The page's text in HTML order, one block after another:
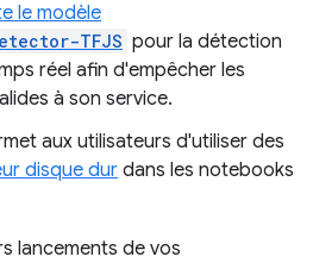
le modèle
TFJS pour la détection
réel afin d'empêcher les
à son service.
aux utilisateurs d'utiliser des
disque durdans les notebooks
lancements de vos